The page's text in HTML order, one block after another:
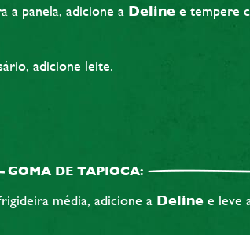
a panela, adicione a Delinee tempere
adicione leite.
GOMA DE TAPIOCA:
média, adicione a Delinee leve